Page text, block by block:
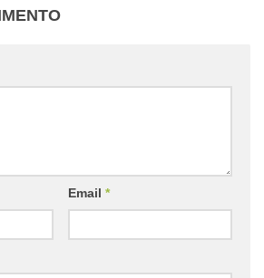
Email *